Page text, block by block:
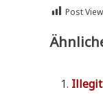
Post